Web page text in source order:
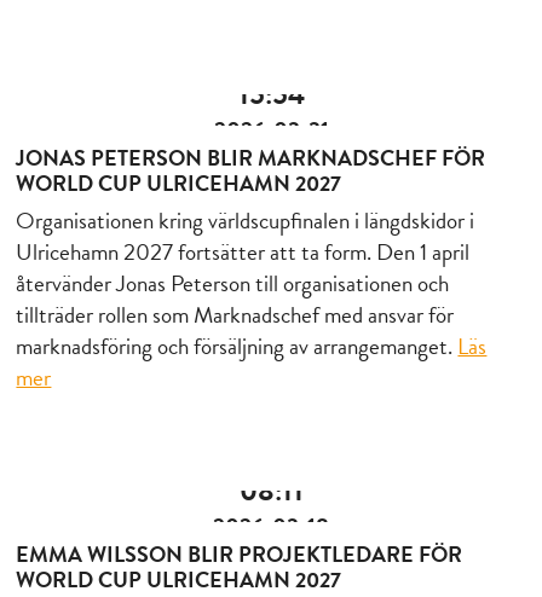
15:54
2026-03-31
JONAS PETERSON BLIR MARKNADSCHEF FÖR
WORLD CUP ULRICEHAMN 2027
Organisationen kring världscupfinalen i längdskidor i
Ulricehamn 2027 fortsätter att ta form. Den 1 april
återvänder Jonas Peterson till organisationen och
tillträder rollen som Marknadschef med ansvar för
marknadsföring och försäljning av arrangemanget. Läs
mer
08:11
2026-03-18
EMMA WILSSON BLIR PROJEKTLEDARE FÖR
WORLD CUP ULRICEHAMN 2027